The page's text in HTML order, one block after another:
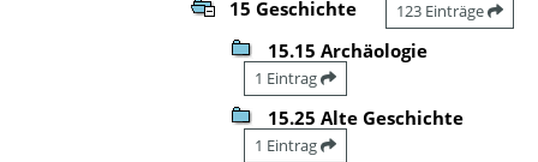
15 Geschichte 123 Einträge
15.15 Archäologie
1 Eintrag
15.25 Alte Geschichte
1 Eintrag